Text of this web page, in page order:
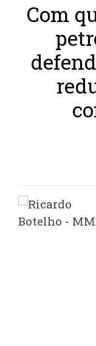
Com